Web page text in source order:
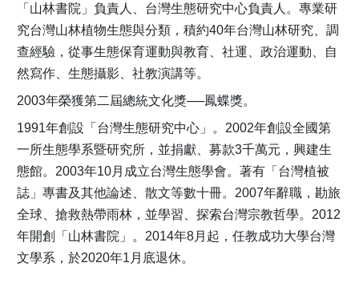
「山林書院」負責人、台灣生態研究中心負責人。專業研
究台灣山林植物生態與分類，積約40年台灣山林研究、調
查經驗，從事生態保育運動與教育、社運、政治運動、自
然寫作、生態攝影、社教演講等。
2003年榮獲第二屆總統文化獎──鳳蝶獎。
1991年創設「台灣生態研究中心」。2002年創設全國第
一所生態學系暨研究所，並捐獻、募款3千萬元，興建生
態館。2003年10月成立台灣生態學會。著有「台灣植被
誌」專書及其他論述、散文等數十冊。2007年辭職，勘旅
全球、搶救熱帶雨林，並學習、探索台灣宗教哲學。2012
年開創「山林書院」。2014年8月起，任教成功大學台灣
文學系，於2020年1月底退休。